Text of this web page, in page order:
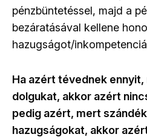
pénzbüntetéssel, majd a
bezáratásával kellene
hazugságot/
Ha azért tévednek
dolgukat, akkor azért
pedig azért, mert
hazugságokat, akkor